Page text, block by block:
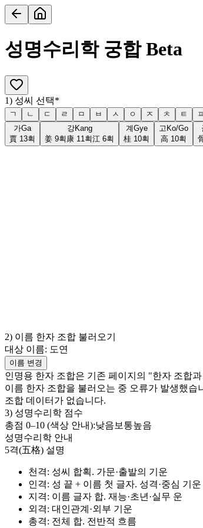
성명수리학 궁합Beta
1) 성씨 선택*
ㄱ ㄴ ㄷ ㄹ ㅁ ㅂ ㅅ ㅇ ㅈ ㅊ ㅌ ㅍ
가Ga
賈 13획
강Kang
姜 9획 康 11 획江 6획
계Gye
桂 10획
고 Ko/Go
高 10획
2) 이름 한자 조합 불러오기
대상 이름: 도연
이름 변경
인명용 한자 조합은 기존 페이지의 "한자 조합
이름 한자 조합을 불러오는 중 오류가 발생했습
조합 데이터가 없습니다.
3) 성명수리학 점수
총점 0–10 (색상 안내):낮음 보통높음
성명수리학 안내
5격(五格) 설명
천격: 성씨 합획. 가문·출발의 기운
인격: 성 끝 + 이름 첫 글자. 성격·중심 기운
지격: 이름 글자 합. 재능·초년·실무 운
외격: 대인관계·외부 기운
총격: 전체 합. 전반적 흐름